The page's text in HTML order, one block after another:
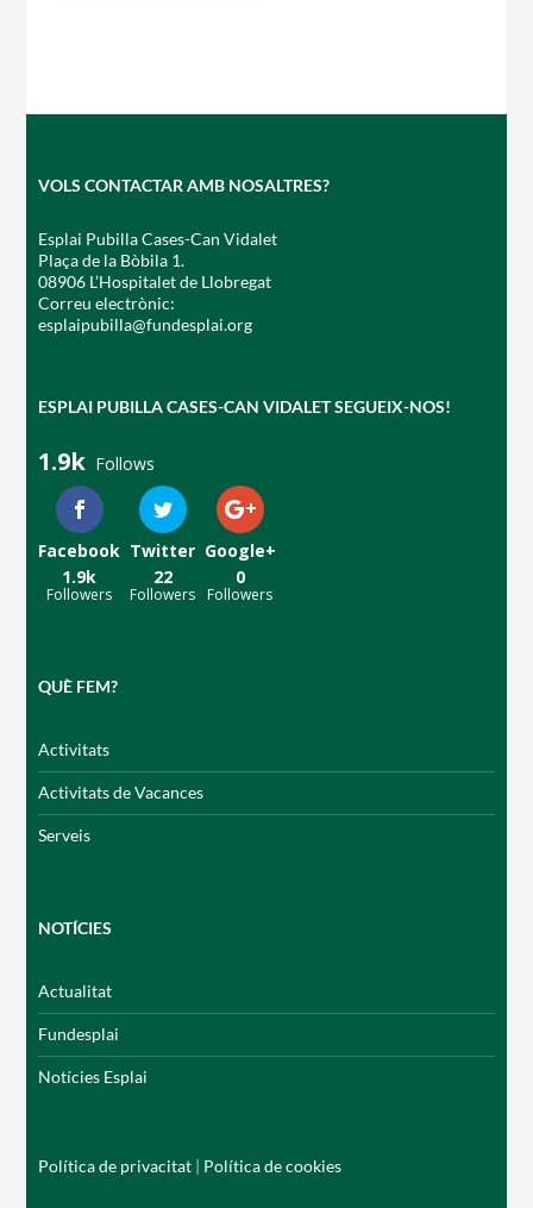
VOLS CONTACTAR AMB NOSALTRES?
Esplai Pubilla Cases-Can Vidalet
Plaça de la Bòbila 1.
08906 L’Hospitalet de Llobregat
Correu electrònic:
esplaipubilla@fundesplai.org
ESPLAI PUBILLA CASES-CAN VIDALET SEGUEIX-NOS!
1.9k Follows
Facebook
1.9k
Followers
Twitter
22
Followers
Google+
0
Followers
QUÈ FEM?
Activitats
Activitats de Vacances
Serveis
NOTÍCIES
Actualitat
Fundesplai
Notícies Esplai
Política de privacitat | Política de cookies